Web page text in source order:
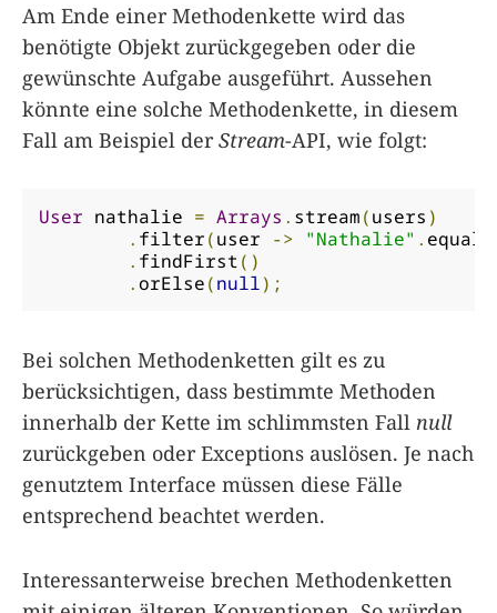
Am Ende einer Methodenkette wird das
benötigte Objekt zurückgegeben oder die
gewünschte Aufgabe ausgeführt. Aussehen
könnte eine solche Methodenkette, in diesem
Fall am Beispiel derStream-API, wie folgt:
User nathalie = Arrays . stream(users )
. filter(user -> "Nathalie" . equals
. findFirst()
.orElse(null);
Bei solchen Methodenketten gilt es zu
berücksichtigen, dass bestimmte Methoden
innerhalb der Kette im schlimmsten Fall null
zurückgeben oder Exceptions auslösen. Je nach
genutztem Interface müssen diese Fälle
entsprechend beachtet werden.
Interessanterweise brechen Methodenketten